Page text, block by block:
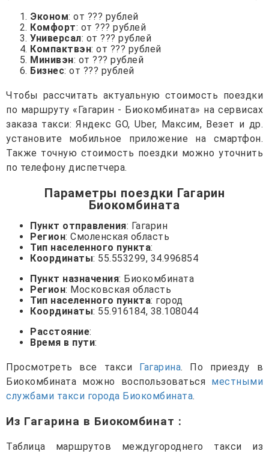
Эконом: от ??? рублей
Комфорт: от ??? рублей
Универсал: от ??? рублей
Компактвэн: от ??? рублей
Минивэн: от ??? рублей
Бизнес: от ??? рублей
Чтобы рассчитать актуальную стоимость поездки
по маршруту «Гагарин - Биокомбината» на сервисах
заказа такси: Яндекс GO, Uber, Максим, Везет и др.
установите мобильное приложение на смартфон.
Также точную стоимость поездки можно уточнить
по телефону диспетчера.
Параметры поездки Гагарин
Биокомбината
Пункт отправления: Гагарин
Регион: Смоленская область
Тип населенного пункта:
Координаты: 55.553299, 34.996854
Пункт назначения: Биокомбината
Регион: Московская область
Тип населенного пункта: город
Координаты: 55.916184, 38.108044
Расстояние:
Время в пути:
Просмотреть все такси Гагарина. По приезду в
Биокомбината можно воспользоваться местными
службами такси города Биокомбината.
Из Гагарина в Биокомбинат :
Таблица маршрутов междугороднего такси из